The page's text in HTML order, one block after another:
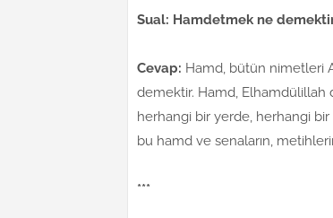
Sual: Hamdetmek ne
Cevap: Hamd, bütün nimetleri
demektir. Hamd, Elhamdülillah
herhangi bir yerde, herhangi
bu hamd ve senaların,
***